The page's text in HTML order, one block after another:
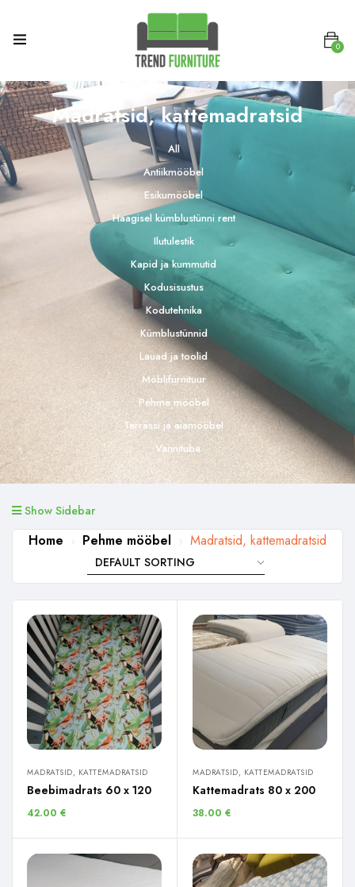
0
Madratsid, kattemadratsid
All
Antiikmööbel
Esikumööbel
Haagisel kümblustünni rent
Ilutulestik
Kapid ja kummutid
Kodusisustus
Kodutehnika
Kümblustünnid
Lauad ja toolid
Möblifurnituur
Pehme mööbel
Terrassi ja aiamööbel
Vannituba
Show Sidebar
Home Pehme mööbel Madratsid, kattemadratsid
MADRATSID, KATTEMADRATSID
Beebimadrats 60 x 120
42.00 €
MADRATSID, KATTEMADRATSID
Kattemadrats 80 x 200
38.00 €